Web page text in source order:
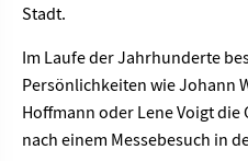
Stadt.
Im Laufe der Jahrhunderte
Persönlichkeiten wie Johann
Hoffmann oder Lene Voigt die
nach einem Messebesuch in